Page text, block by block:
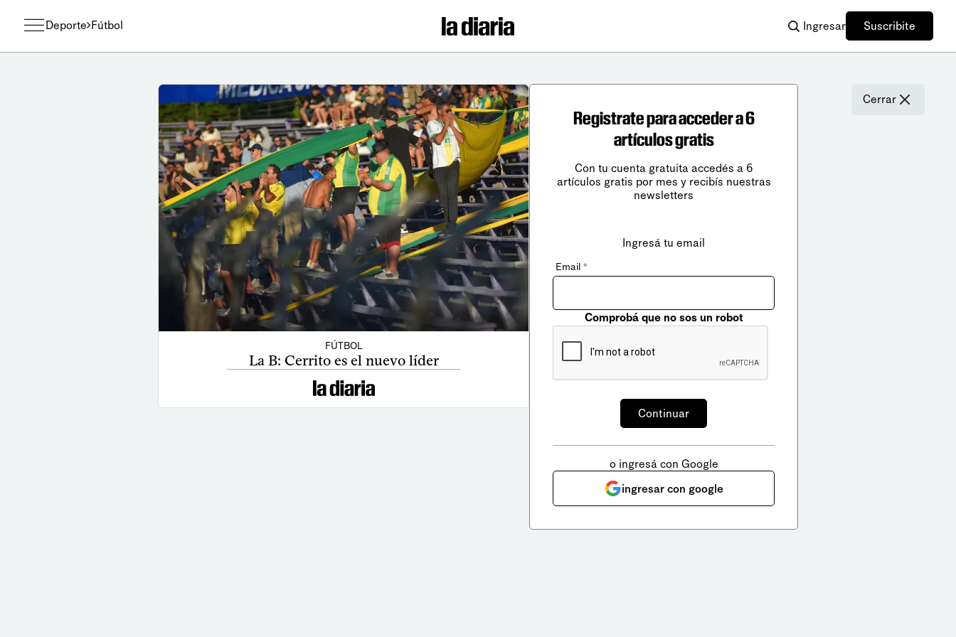
Deporte Fútbol Ingresar Suscribite
FÚTBOL
La B: Cerrito es el nuevo líder
Cerrar
Registrate para acceder a 6
artículos gratis
Con tu cuenta gratuita accedés a 6
artículos gratis por mes y recibís nuestras
newsletters
Ingresá tu email
Email *
Comprobá que no sos un robot
o ingresá con Google
ingresar con google